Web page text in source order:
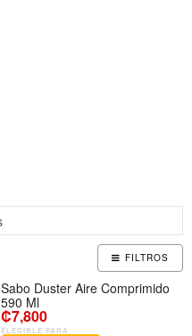
FILTROS
Sabo Duster Aire Comprimido
590 Ml
₡7,800
ELEGIBLE PARA